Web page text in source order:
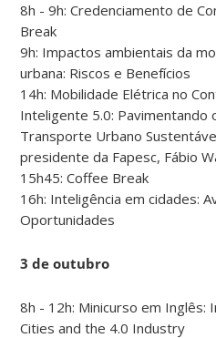
8h - 9h: Credenciamento de
Break
9h: Impactos ambientais da
urbana: Riscos e Benefícios
14h: Mobilidade Elétrica no
Inteligente 5.0: Pavimentando
Transporte Urbano
presidente da Fapesc, Fábio
15h45: Coffee Break
16h: Inteligência em cidades:
Oportunidades
3 de outubro
8h - 12h: Minicurso em Inglês:
Cities and the 4.0 Industry